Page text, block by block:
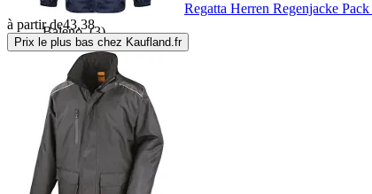
Baleno(3)
Balmohk(1)
Baradello (2)
Barbour (1)
Regatta Herren Regenjacke
à partir de43,38
Prix le plus bas chez Kaufland.fr